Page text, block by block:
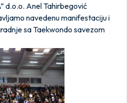
d.o.o. Anel Tahirbegović
navedenu manifestaciju i
sa Taekwondo savezom